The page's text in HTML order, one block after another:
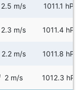
2.5 m/s 1011.1 hPa
2.3 m/s 1011.4 hPa
2.2 m/s 1011.8 hPa
2 m/s 1012.3 hPa